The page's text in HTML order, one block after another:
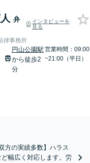
弁
インタビューを
見る
律事務所
円山公園駅
から徒歩2
分
営業時間：09:00
~21:00（平日）
方の実績多数】ハラス
幅広く対応します。労